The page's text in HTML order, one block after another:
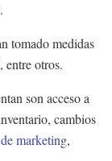
tomado medidas
entre otros.
son acceso a
cambios
marketing,